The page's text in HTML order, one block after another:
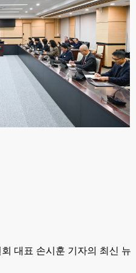
대표 손시훈 기자의 최신 뉴